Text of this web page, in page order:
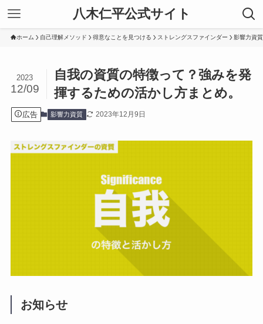
八木仁平公式サイト
ホーム 自己理解メソッド 得意なことを見つける ストレングスファインダー 影響力資質
自我の資質の特徴って？強みを発
揮するための活かし方まとめ。
2023
12/09
広告 影響力資質 2023年12月9日
お知らせ